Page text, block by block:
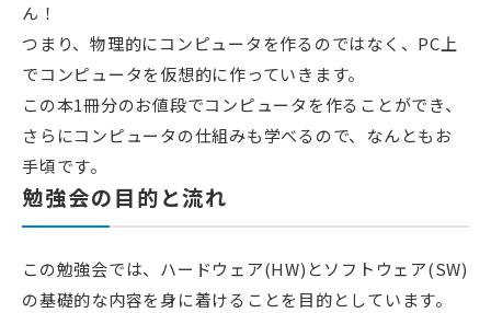
ん！
つまり、物理的にコンピュータを作るのではなく、PC上
でコンピュータを仮想的に作っていきます。
この本1冊分のお値段でコンピュータを作ることができ、
さらにコンピュータの仕組みも学べるので、なんともお
手頃です。
勉強会の目的と流れ
この勉強会では、ハードウェア(HW)とソフトウェア(SW)
の基礎的な内容を身に着けることを目的としています。